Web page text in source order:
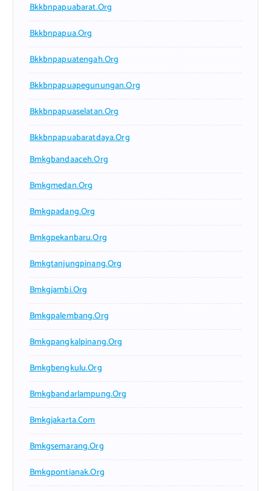
Bkkbnpapuabarat.org
Bkkbnpapua.org
Bkkbnpapuatengah.org
Bkkbnpapuapegunungan.org
Bkkbnpapuaselatan.org
Bkkbnpapuabaratdaya.org
Bmkgbandaaceh.org
Bmkgmedan.org
Bmkgpadang.org
Bmkgpekanbaru.org
Bmkgtanjungpinang.org
Bmkgjambi.org
Bmkgpalembang.org
Bmkgpangkalpinang.org
Bmkgbengkulu.org
Bmkgbandarlampung.org
Bmkgjakarta.com
Bmkgsemarang.org
Bmkgpontianak.org